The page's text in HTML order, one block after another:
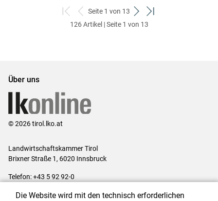
zum
ersten
zurück
zum
Seite 1 von 13
weiter
zum
zum
126 Artikel | Seite 1 von 13
Über uns
© 2026 tirol.lko.at
Landwirtschaftskammer Tirol
Brixner Straße 1, 6020 Innsbruck
Telefon: +43 5 92 92-0
Die Website wird mit den technisch erforderlichen